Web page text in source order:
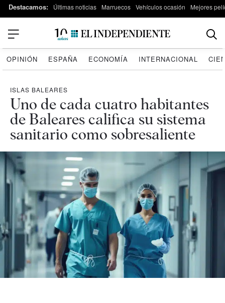
Destacamos: Últimas noticias Marruecos Vehículos ocasión Mejores
OPINIÓN ESPAÑA ECONOMÍA INTERNACIONAL
ISLAS BALEARES
Uno de cada cuatro habitantes
de Baleares califica su sistema
sanitario como sobresaliente